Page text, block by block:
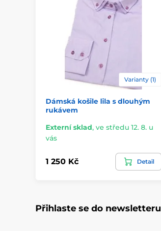
Varianty (1)
Dámská košile lila s dlouhým
rukávem
Externí sklad, ve středu 12. 8. u
vás
1 250 Kč Detail
Přihlaste se do newsletteru